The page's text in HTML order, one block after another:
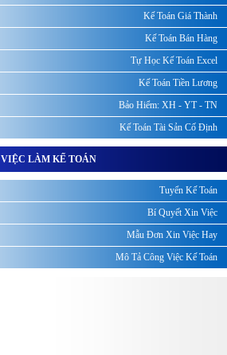
Kế Toán Giá Thành
Kế Toán Bán Hàng
Tự Học Kế Toán Excel
Kế Toán Tiền Lương
Bảo Hiểm: XH - YT - TN
Kế Toán Tài Sản Cố Định
VIỆC LÀM KẾ TOÁN
Tuyển Kế Toán
Bí Quyết Xin Việc
Mẫu Đơn Xin Việc Hay
Mô Tả Công Việc Kế Toán